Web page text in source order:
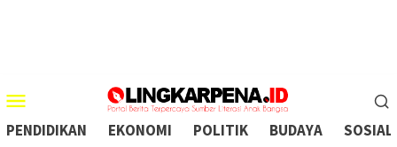
Mobile
PENDIDIKAN EKONOMI POLITIK BUDAYA SOSIAL